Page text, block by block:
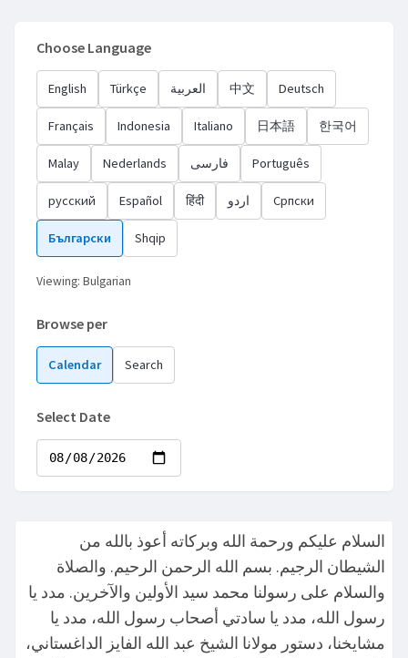
Choose Language
English Türkçe العربية 中文 Deutsch
Français Indonesia Italiano 日本語 한국어
Malay Nederlands فارسی Português
русский Español हिंदी اردو Српски
Български Shqip
Viewing: Bulgarian
Browse per
Calendar Search
Select Date
السلام عليكم ورحمة الله وبركاته أعوذ بالله من
الشيطان الرجيم. بسم الله الرحمن الرحيم. والصلاة
والسلام على رسولنا محمد سيد الأولين والآخرين. مدد يا
رسول الله، مدد يا سادتي أصحاب رسول الله، مدد يا
مشايخنا، دستور مولانا الشيخ عبد الله الفايز الداغستاني،